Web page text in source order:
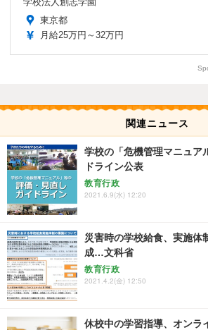
東京都
月給25万円～32万円
関連ニュース
学校の「危機管理マニュア
ドライン公表
教育行政
2021.6.9(水) 12:20
災害時の学校給食、実施体
成…文科省
教育行政
2021.4.2(金) 12:50
休校中の学習指導、オンラ